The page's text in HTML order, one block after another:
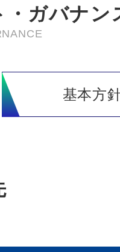
・ガバナン
基本方